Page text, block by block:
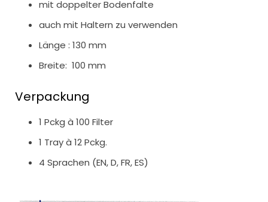
mit doppelter Bodenfalte
auch mit Haltern zu verwenden
Länge : 130 mm
Breite: 100 mm
Verpackung
1 Pckg à 100 Filter
1 Tray à 12 Pckg.
4 Sprachen (EN, D, FR, ES)